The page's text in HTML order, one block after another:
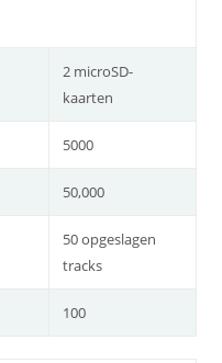
2 microSD-
kaarten
5000
50,000
50 opgeslagen
tracks
100